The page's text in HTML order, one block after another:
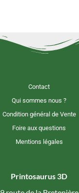
Contact
Qui sommes nous ?
Condition général de Vente
Foire aux questions
Mentions légales
Printosaurus 3D